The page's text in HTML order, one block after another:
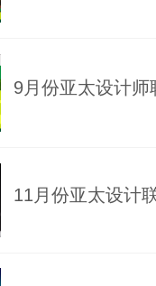
9月份亚太设计师
11月份亚太设计